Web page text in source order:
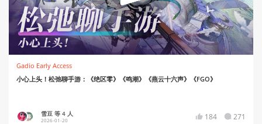
Gadio Early Access
小心上头！松弛聊手游：《绝区零》《鸣潮》《燕云十六声》《FGO》
雪豆 等 4 人
2026-01-20 184 271